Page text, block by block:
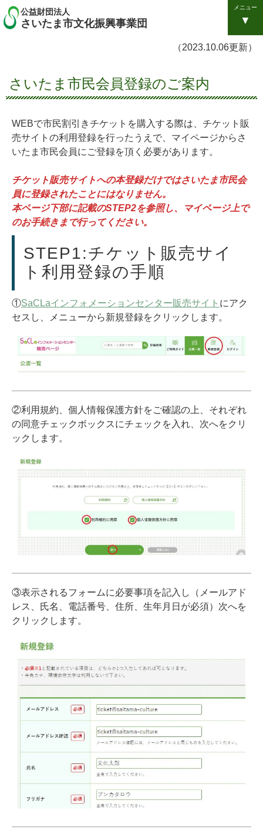
公益財団法人
さいたま市文化振興事業団
メニュー
（2023.10.06更新）
さいたま市民会員登録のご案内
WEBで市民割引きチケットを購入する際は、チケット販
売サイトの利用登録を行ったうえで、マイページからさ
いたま市民会員にご登録を頂く必要があります。
チケット販売サイトへの本登録だけではさいたま市民会
員に登録されたことにはなりません。
本ページ下部に記載のSTEP2を参照し、マイページ上で
のお手続きまで行ってください。
STEP1:チケット販売サイ
ト利用登録の手順
①SaCLaインフォメーションセンター販売サイト にアク
セスし、メニューから新規登録をクリックします。
②利用規約、個人情報保護方針をご確認の上、それぞれ
の同意チェックボックスにチェックを入れ、次へをクリ
ックします。
③表示されるフォームに必要事項を記入し（メールアド
レス、氏名、電話番号、住所、生年月日が必須）次へを
クリックします。